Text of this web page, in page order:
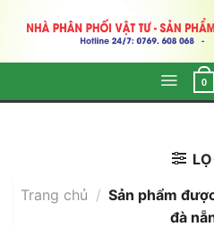
0
Trang chủ / Sản phẩm
đà